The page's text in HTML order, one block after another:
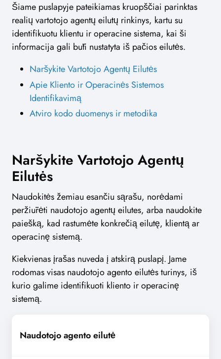
Šiame puslapyje pateikiamas kruopščiai parinktas
realių vartotojo agentų eilutų rinkinys, kartu su
identifikuotu klientu ir operacine sistema, kai ši
informacija gali būti nustatyta iš pačios eilutės.
Naršykite Vartotojo Agentų Eilutės
Apie Kliento ir Operacinės Sistemos
Identifikavimą
Atviro kodo duomenys ir metodika
Naršykite Vartotojo Agentų
Eilutės
Naudokitės žemiau esančiu sąrašu, norėdami
peržiūrėti naudotojo agentų eilutes, arba naudokite
paiešką, kad rastumėte konkrečią eilutę, klientą ar
operacinę sistemą.
Kiekvienas įrašas nuveda į atskirą puslapį. Jame
rodomas visas naudotojo agento eilutės turinys, iš
kurio galime identifikuoti kliento ir operacinę
sistemą.
Naudotojo agento eilutė